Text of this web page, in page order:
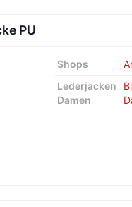
PU
Shops
Lederjacken
Damen